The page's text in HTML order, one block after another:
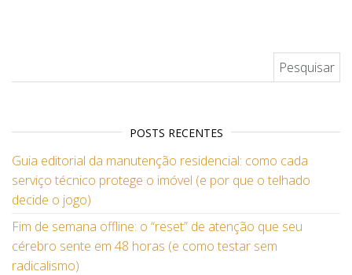
POSTS RECENTES
Guia editorial da manutenção residencial: como cada
serviço técnico protege o imóvel (e por que o telhado
decide o jogo)
Fim de semana offline: o “reset” de atenção que seu
cérebro sente em 48 horas (e como testar sem
radicalismo)